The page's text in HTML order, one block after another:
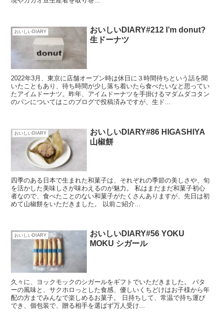
おいしいDIARY
おいしいDIARY#212 I’m donut?
生ドーナツ
2022年3月、東京に店舗オープン時は休日に３時間待ちという話を聞
いたこともあり、待ち時間が少し落ち着いたら食べたいなと思ってい
たアイムドーナツ。昨年、アイムドーナツを手掛けるマダムダコタン
のパンについてはこのブログで投稿済みですが、生ド...
おいしいDIARY
おいしいDIARY#86 HIGASHIYA
山椒餅
四季のある日本で生まれた和菓子は、それぞれの季節の美しさや、旬
を活かした美味しさが味わえるのが魅力。 私はまだまだ和菓子初心
者なので、食べたことのない和菓子がたくさんありますが、先日は初
めて山椒餅をいただきました。 以前ご紹介...
おいしいDIARY
おいしいDIARY#56 YOKU
MOKU シガール
久々に、ヨックモックのシガールをギフトでいただきました。 バタ
ーの風味と、サクホロっとした食感、優しいくちどけはお子様から年
配の方までみんなで楽しめるお菓子。 日持ちして、常温で持ち運び
でき、個包装で、贈る相手を選ばず万人受け...